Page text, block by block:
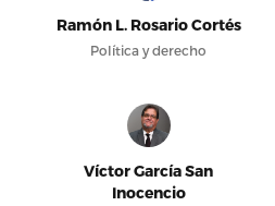
Ramón L. Rosario Cortés
Política y derecho
Víctor García San
Inocencio